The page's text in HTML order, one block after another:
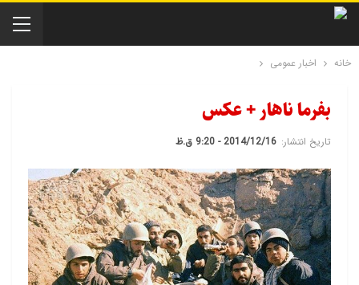
خانه اخبار عمومی
بفرما ناهار + عکس
تاریخ انتشار: 2014/12/16 - 9:20 ق.ظ